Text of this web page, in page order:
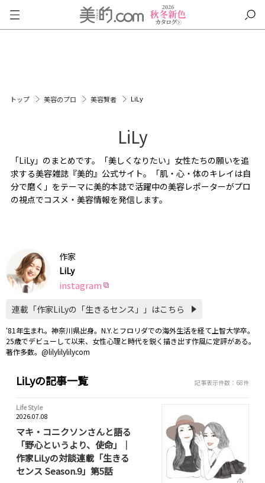
トップ 美容のプロ 美容賢者 LiLy
LiLy
「LiLy」のまとめです。「美しくなりたい」女性たちの願いを追
求する美容雑誌『美的』公式サイト。「肌・心・体のキレイは自
分で磨く」をテーマに美的本誌で活躍中の美容レポーターがプロ
の視点でコスメ・美容情報を発信します。
作家
LiLy
instagram
連載「作家LiLyの「生きるセンス」」はこちら
‘81年生まれ。神奈川県出身。N.Y.とフロリダでの海外生活を経て上智大学卒。
25歳でデビューして以来、女性心理と時代を鋭く描き出す作風に定評がある。
著作多数。@lilylilylilycom
LiLyの記事一覧 記事表示件数：68件
Life Style
2026.07.08
マキ・コニクソンさんと語る
「野心というより、使命」｜
作家LiLyの対談連載「生きる
センス Season.9」第5話